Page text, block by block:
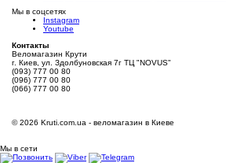
Мы в соцсетях
Instagram
Youtube
Контакты
Веломагазин Крути
г. Киев, ул. Здолбуновская 7г ТЦ "NOVUS"
(093) 777 00 80
(096) 777 00 80
(066) 777 00 80
©2026 Kruti.com.ua - веломагазин в Киеве
Мы в сети